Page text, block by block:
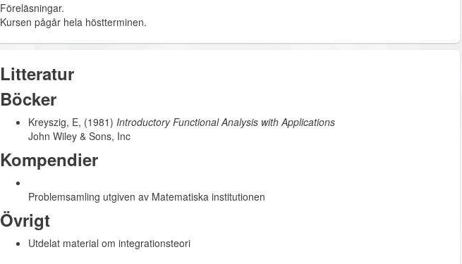
Föreläsningar.
Kursen pågår hela höstterminen.
Litteratur
Böcker
Kreyszig, E, (1981) Introductory Functional Analysis with Applications
John Wiley & Sons, Inc
Kompendier
Problemsamling utgiven av Matematiska institutionen
Övrigt
Utdelat material om integrationsteori